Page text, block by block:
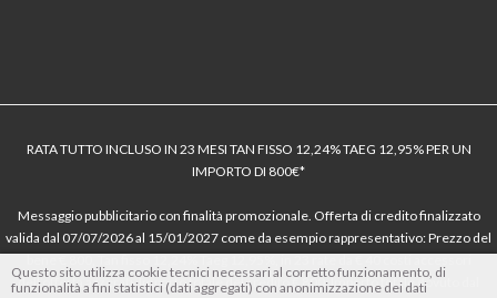
RATA TUTTO INCLUSO IN 23 MESI TAN FISSO 12,24% TAEG 12,95% PER UN
IMPORTO DI 800€*
Messaggio pubblicitario con finalità promozionale. Offerta di credito finalizzato
valida dal 07/07/2026 al 15/01/2027 come da esempio rappresentativo: Prezzo del
dell’offerta azzerati. Importo totale del credito € 800. Importo totale dovuto dal
Questo sito utilizza cookie tecnici necessari al corretto funzionamento, di
funzionalità a fini statistici (dati aggregati) con anonimizzazione dei dati